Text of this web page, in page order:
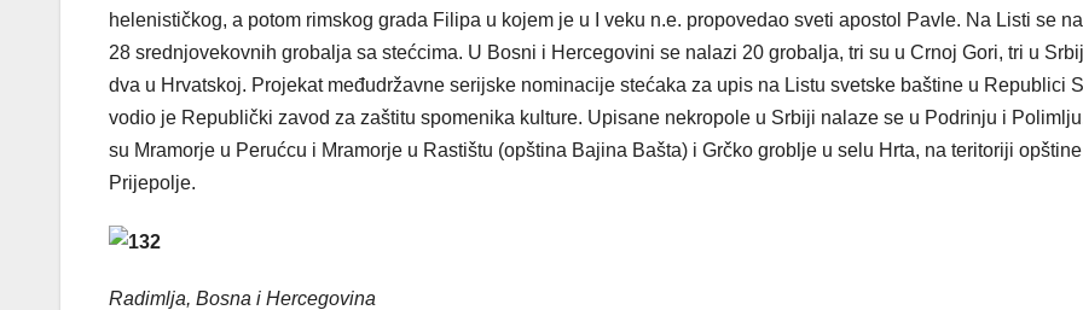
helenističkog, a potom rimskog grada Filipa u kojem je u I veku n.e. propovedao sveti apostol Pavle. Na Listi se
28 srednjovekovnih grobalja sa stećcima. U Bosni i Hercegovini se nalazi 20 grobalja, tri su u Crnoj Gori, tri u
dva u Hrvatskoj. Projekat međudržavne serijske nominacije stećaka za upis na Listu svetske baštine u Republici
vodio je Republički zavod za zaštitu spomenika kulture. Upisane nekropole u Srbiji nalaze se u Podrinju i
su Mramorje u Perućcu i Mramorje u Rastištu (opština Bajina Bašta) i Grčko groblje u selu Hrta, na teritoriji opštine
Prijepolje.
Radimlja, Bosna i Hercegovina